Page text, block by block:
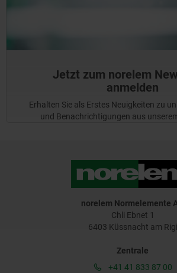
Jetzt zum norelem
anmelden
Erhalten Sie als Erstes Neuigkeiten zu
und Benachrichtigungen aus
norelem Normelemente
Chli Ebnet 1
6403 Küssnacht am Rigi
Zentrale
+41 41 833 87 00